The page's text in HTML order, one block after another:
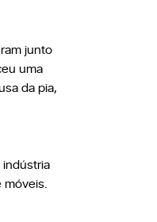
junto
uma
da pia,